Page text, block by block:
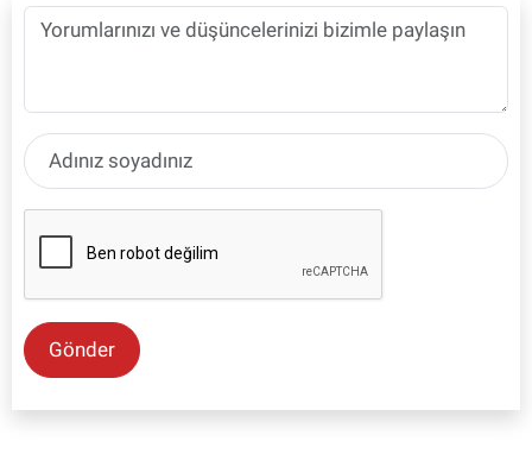
Gönder